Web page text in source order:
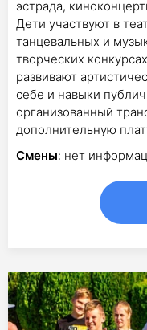
эстрада,
Дети участвуют в
танцевальных и
творческих
развивают
себе и навыки
организованный
дополнительную
Смены: нет